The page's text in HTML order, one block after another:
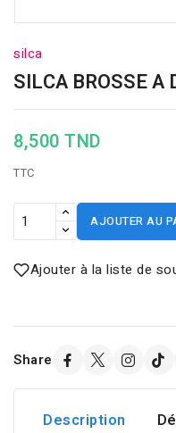
silca
SILCA BROSSE A
8,500 TND
TTC
AJOUTER AU
Ajouter à la liste de
Share
Description